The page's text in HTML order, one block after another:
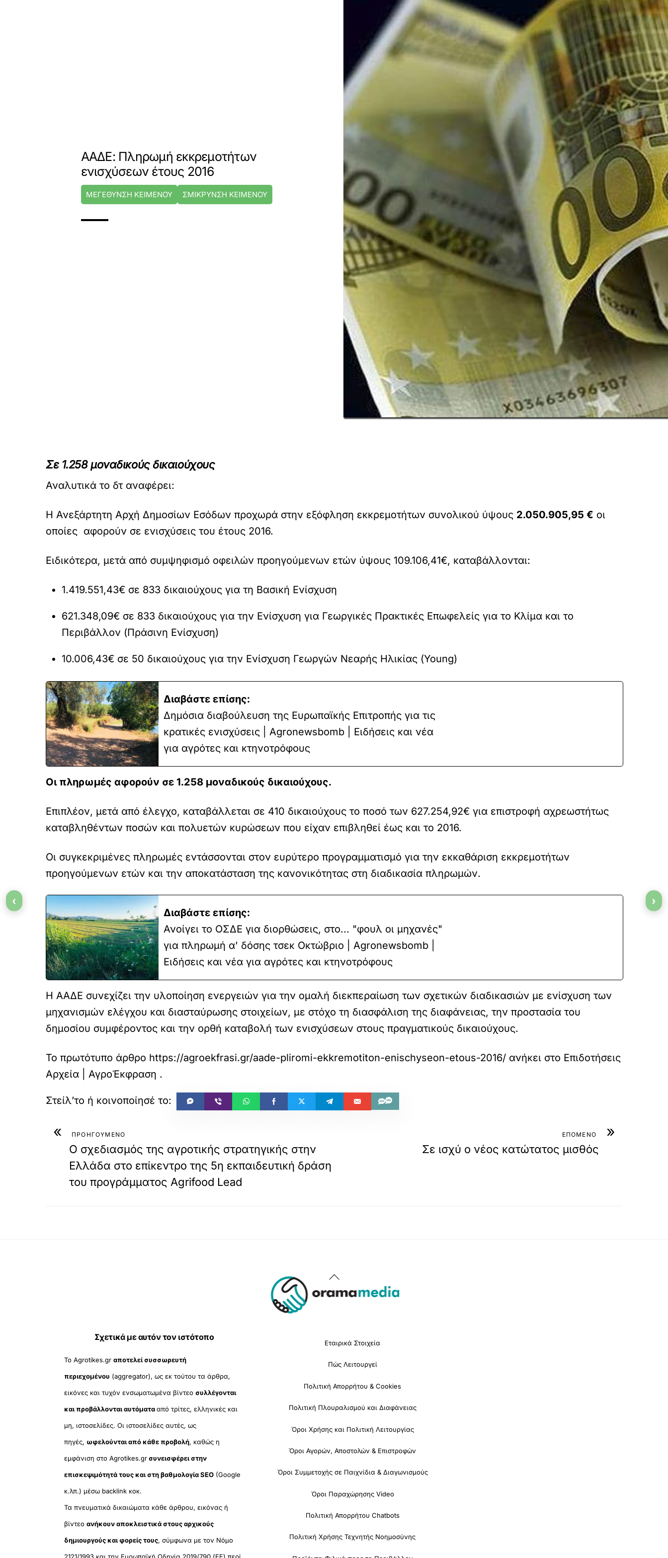
ΑΑΔΕ: Πληρωμή εκκρεμοτήτων
ενισχύσεων έτους 2016
ΜΕΓΕΘΥΝΣΗ ΚΕΙΜΕΝΟΥ ΣΜΙΚΡΥΝΣΗ ΚΕΙΜΕΝΟΥ
Σε 1.258 μοναδικούς δικαιούχους
Αναλυτικά το δτ αναφέρει:
Η Ανεξάρτητη Αρχή Δημοσίων Εσόδων προχωρά στην εξόφληση εκκρεμοτήτων συνολικού ύψους 2.050.905,95 € οι
οποίες αφορούν σε ενισχύσεις του έτους 2016.
Ειδικότερα, μετά από συμψηφισμό οφειλών προηγούμενων ετών ύψους 109.106,41€, καταβάλλονται:
1.419.551,43€ σε 833 δικαιούχους για τη Βασική Ενίσχυση
621.348,09€ σε 833 δικαιούχους για την Ενίσχυση για Γεωργικές Πρακτικές Επωφελείς για το Κλίμα και το
Περιβάλλον (Πράσινη Ενίσχυση)
10.006,43€ σε 50 δικαιούχους για την Ενίσχυση Γεωργών Νεαρής Ηλικίας (Young)
Διαβάστε επίσης:
Δημόσια διαβούλευση της Ευρωπαϊκής Επιτροπής για τις
κρατικές ενισχύσεις | Agronewsbomb | Ειδήσεις και νέα
για αγρότες και κτηνοτρόφους
Οι πληρωμές αφορούν σε 1.258 μοναδικούς δικαιούχους.
Επιπλέον, μετά από έλεγχο, καταβάλλεται σε 410 δικαιούχους το ποσό των 627.254,92€ για επιστροφή αχρεωστήτως
καταβληθέντων ποσών και πολυετών κυρώσεων που είχαν επιβληθεί έως και το 2016.
Οι συγκεκριμένες πληρωμές εντάσσονται στον ευρύτερο προγραμματισμό για την εκκαθάριση εκκρεμοτήτων
προηγούμενων ετών και την αποκατάσταση της κανονικότητας στη διαδικασία πληρωμών.
Διαβάστε επίσης:
Ανοίγει το ΟΣΔΕ για διορθώσεις, στο... "φουλ οι μηχανές"
για πληρωμή α' δόσης τσεκ Οκτώβριο | Agronewsbomb |
Ειδήσεις και νέα για αγρότες και κτηνοτρόφους
Η ΑΑΔΕ συνεχίζει την υλοποίηση ενεργειών για την ομαλή διεκπεραίωση των σχετικών διαδικασιών με ενίσχυση των
μηχανισμών ελέγχου και διασταύρωσης στοιχείων, με στόχο τη διασφάλιση της διαφάνειας, την προστασία του
δημοσίου συμφέροντος και την ορθή καταβολή των ενισχύσεων στους πραγματικούς δικαιούχους.
Το πρωτότυπο άρθρο https://agroekfrasi.gr/aade-pliromi-ekkremotiton-enischyseon-etous-2016/ ανήκει στο Επιδοτήσεις
Αρχεία | ΑγροΈκφραση .
« ΠΡΟΗΓΟΥΜΕΝΟ
Ο σχεδιασμός της αγροτικής στρατηγικής στην
Ελλάδα στο επίκεντρο της 5η εκπαιδευτική δράση
του προγράμματος Agrifood Lead
»
ΕΠΟΜΕΝΟ
Σε ισχύ ο νέος κατώτατος μισθός
Back
To
Σχετικά με αυτόν τον ιστότοπο
Το Agrotikes.grαποτελεί συσσωρευτή
περιεχομένου (aggregator), ως εκ τούτου τα άρθρα,
εικόνες και τυχόν ενσωματωμένα βίντεοσυλλέγονται
και προβάλλονται αυτόματααπό τρίτες, ελληνικές και
μη, ιστοσελίδες. Οι ιστοσελίδες αυτές, ως
πηγές, ωφελούνται από κάθε προβολή, καθώς η
εμφάνιση στο Agrotikes.grσυνεισφέρει στην
επισκεψιμότητά τους και στη βαθμολογία SEO (Google
κ.λπ.) μέσω backlink κοκ.
Τα πνευματικά δικαιώματα κάθε άρθρου, εικόνας ή
βίντεοανήκουν αποκλειστικά στους αρχικούς
δημιουργούς και φορείς τους, σύμφωνα με τον Νόμο
Εταιρικά Στοιχεία
Πώς Λειτουργεί
Πολιτική Απορρήτου & Cookies
Πολιτική Πλουραλισμού και Διαφάνειας
Όροι Χρήσης και Πολιτική Λειτουργίας
Όροι Αγορών, Αποστολών & Επιστροφών
Όροι Συμμετοχής σε Παιχνίδια & Διαγωνισμούς
Όροι Παραχώρησης Video
Πολιτική Απορρήτου Chatbots
Πολιτική Χρήσης Τεχνητής Νοημοσύνης
‹ ›